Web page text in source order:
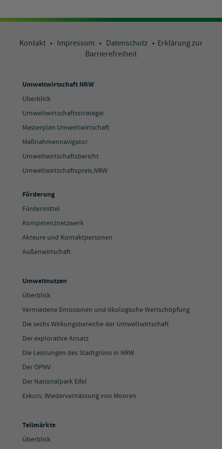
Kontakt • Impressum • Datenschutz • Erklärung zur
Barrierefreiheit
Umweltwirtschaft NRW
Überblick
Umweltwirtschaftsstrategie
Masterplan Umweltwirtschaft
Maßnahmennavigator
Umweltwirtschaftsbericht
Umweltwirtschaftspreis.NRW
Förderung
Fördermittel
Kompetenznetzwerk
Akteure und Kontaktpersonen
Außenwirtschaft
Umweltnutzen
Überblick
Vermiedene Emissionen und ökologische Wertschöpfung
Die sechs Wirkungsbereiche der Umweltwirtschaft
Der explorative Ansatz
Die Leistungen des Stadtgrüns in NRW
Der ÖPNV
Der Nationalpark Eifel
Exkurs: Wiedervernässung von Mooren
Teilmärkte
Überblick